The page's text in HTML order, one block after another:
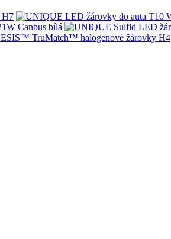
H7
Canbus bílá
TruMatch™ halogenové žárovky H4